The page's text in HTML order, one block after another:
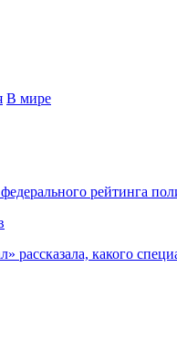
В мире
рейтинга
рассказала, какого